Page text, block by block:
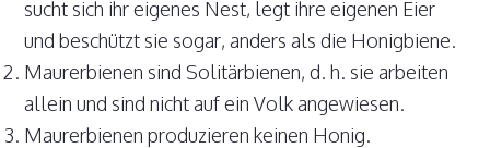
sucht sich ihr eigenes Nest, legt ihre eigenen Eier
und beschützt sie sogar, anders als die Honigbiene.
Maurerbienen sind Solitärbienen, d. h. sie arbeiten
allein und sind nicht auf ein Volk angewiesen.
Maurerbienen produzieren keinen Honig.